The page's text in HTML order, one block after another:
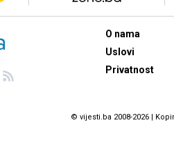
O nama
Uslovi
Privatnost
© vijesti.ba 2008-2026 |